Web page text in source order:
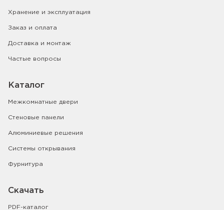
Хранение и эксплуатация
Заказ и оплата
Доставка и монтаж
Частые вопросы
Каталог
Межкомнатные двери
Стеновые панели
Алюминиевые решения
Системы открывания
Фурнитура
Скачать
PDF-каталог